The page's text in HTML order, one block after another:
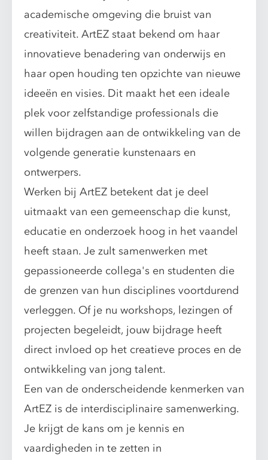
academische omgeving die bruist van
creativiteit. ArtEZ staat bekend om haar
innovatieve benadering van onderwijs en
haar open houding ten opzichte van nieuwe
ideeën en visies. Dit maakt het een ideale
plek voor zelfstandige professionals die
willen bijdragen aan de ontwikkeling van de
volgende generatie kunstenaars en
ontwerpers.
Werken bij ArtEZ betekent dat je deel
uitmaakt van een gemeenschap die kunst,
educatie en onderzoek hoog in het vaandel
heeft staan. Je zult samenwerken met
gepassioneerde collega's en studenten die
de grenzen van hun disciplines voortdurend
verleggen. Of je nu workshops, lezingen of
projecten begeleidt, jouw bijdrage heeft
direct invloed op het creatieve proces en de
ontwikkeling van jong talent.
Een van de onderscheidende kenmerken van
ArtEZ is de interdisciplinaire samenwerking.
Je krijgt de kans om je kennis en
vaardigheden in te zetten in